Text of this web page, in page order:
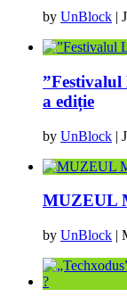
by UnBlock |
”Festivalul
a ediție
by UnBlock |
MUZEUL
by UnBlock |